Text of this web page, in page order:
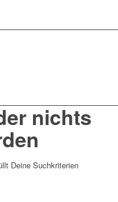
nichts
Deine Suchkriterien